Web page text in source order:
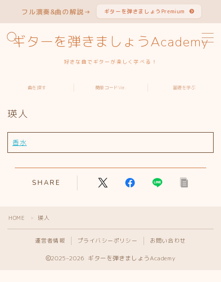
フル演奏&曲の解説→ ギターを弾きましょうPremium
ギターを弾きましょうAcademy
好きな曲でギターが楽しく学べる！
MENU
ギターを学ぶ
よくある質問
曲を探す 簡単コードVer. 基礎を学ぶ
瑛人
香水
SHARE
HOME ＞ 瑛人
運営者情報 プライバシーポリシー お問い合わせ
2025–2026 ギターを弾きましょうAcademy